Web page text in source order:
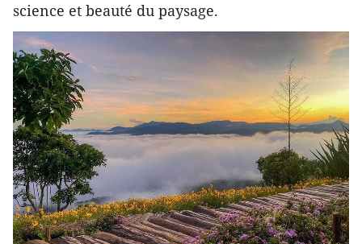
science et beauté du paysage.